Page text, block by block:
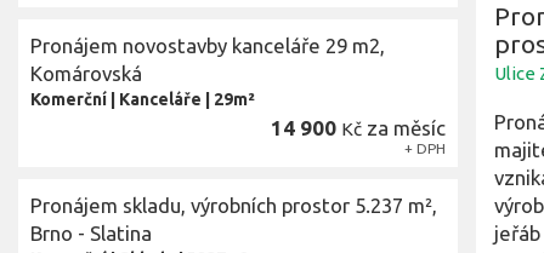
Pronájem novostavby kanceláře 29 m2,
Komárovská
Komerční Kanceláře 29m²
14 900 Kč za měsíc
+ DPH
Pronájem skladu, výrobních prostor 5.237 m²,
Brno - Slatina
Ulice